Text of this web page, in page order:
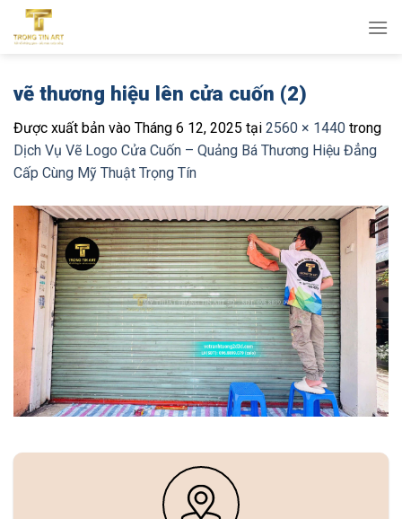
qua
vẽ thương hiệu lên cửa cuốn (2)
Được xuất bản vào Tháng 6 12, 2025 tại 2560 × 1440 trong
Dịch Vụ Vẽ Logo Cửa Cuốn – Quảng Bá Thương Hiệu Đẳng
Cấp Cùng Mỹ Thuật Trọng Tín